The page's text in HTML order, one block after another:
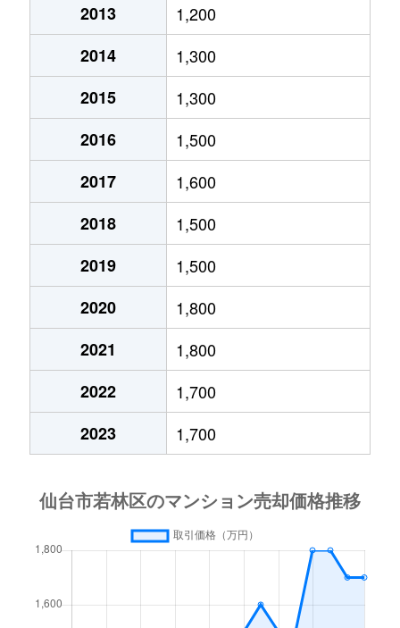
380万円 仙台
400万円 宮城野通
4,300万円 宮城野通
530万円 愛宕橋
1,400万円 愛宕橋
1,500万円 愛宕橋
遠見塚
1,700万円 薬師堂(宮城)
1,400万円 卸町(宮城)
1,700万円 卸町(宮城)
2,200万円 薬師堂(宮城)
1,000万円 薬師堂(宮城)
中倉
2,700万円 薬師堂(宮城)
徒歩15分
2,000万円 薬師堂(宮城)
徒歩8分
古城
河原町(宮城)
2013
1,200
2014
1,300
2015
1,300
2016
1,500
2017
1,600
2018
1,500
2019
1,500
2020
1,800
2021
1,800
2022
1,700
2023
1,700